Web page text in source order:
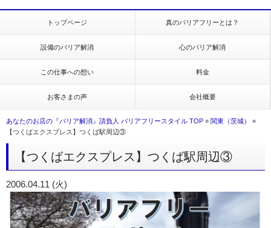
トップページ 真のバリアフリーとは？
設備のバリア解消 心のバリア解消
この仕事への想い 料金
お客さまの声 会社概要
あなたのお店の『バリア解消』請負人 バリアフリースタイル TOP » 関東（茨城）
»
【つくばエクスプレス】つくば駅周辺③
【つくばエクスプレス】つくば駅周辺③
2006.04.11 (火)